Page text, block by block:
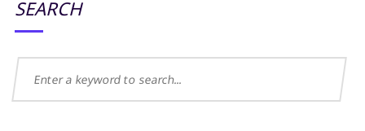
SEARCH